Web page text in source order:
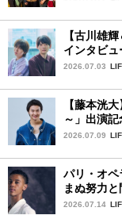
【古川雄
インタビ
は？
2026.07.03
【藤本洸
～」出演
を思い出さ
2026.07.09
パリ・オペ
まぬ努力
ヨーム・デ
2026.07.14